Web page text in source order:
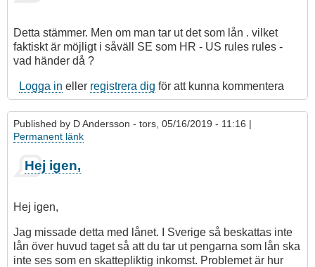
Detta stämmer. Men om man tar ut det som lån . vilket
faktiskt är möjligt i såväll SE som HR - US rules rules -
vad händer då ?
Logga in eller registrera dig för att kunna kommentera
Published by D Andersson - tors, 05/16/2019 - 11:16 |
Permanent länk
Hej igen,
Hej igen,
Jag missade detta med lånet. I Sverige så beskattas inte
lån över huvud taget så att du tar ut pengarna som lån ska
inte ses som en skattepliktig inkomst. Problemet är hur